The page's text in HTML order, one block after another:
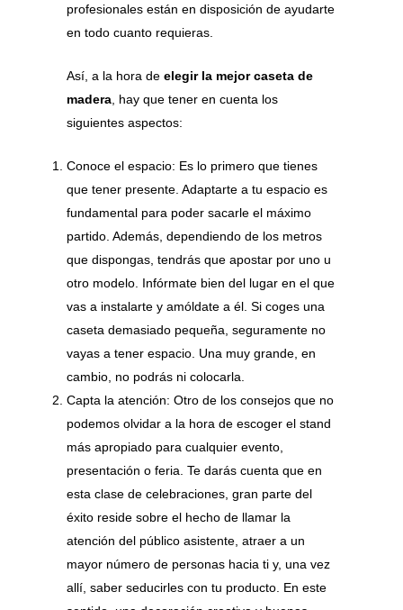
profesionales están en disposición de ayudarte
en todo cuanto requieras.
Así, a la hora de elegir la mejor caseta de
madera, hay que tener en cuenta los
siguientes aspectos:
Conoce el espacio: Es lo primero que tienes
que tener presente. Adaptarte a tu espacio es
fundamental para poder sacarle el máximo
partido. Además, dependiendo de los metros
que dispongas, tendrás que apostar por uno u
otro modelo. Infórmate bien del lugar en el que
vas a instalarte y amóldate a él. Si coges una
caseta demasiado pequeña, seguramente no
vayas a tener espacio. Una muy grande, en
cambio, no podrás ni colocarla.
Capta la atención: Otro de los consejos que no
podemos olvidar a la hora de escoger el stand
más apropiado para cualquier evento,
presentación o feria. Te darás cuenta que en
esta clase de celebraciones, gran parte del
éxito reside sobre el hecho de llamar la
atención del público asistente, atraer a un
mayor número de personas hacia ti y, una vez
allí, saber seducirles con tu producto. En este